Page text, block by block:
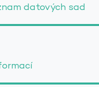
datových sad